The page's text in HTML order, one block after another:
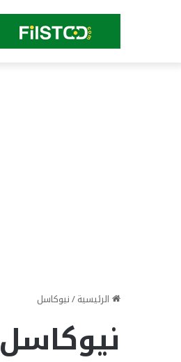
الرئيسية/نيوكاسل
نيوكاسل